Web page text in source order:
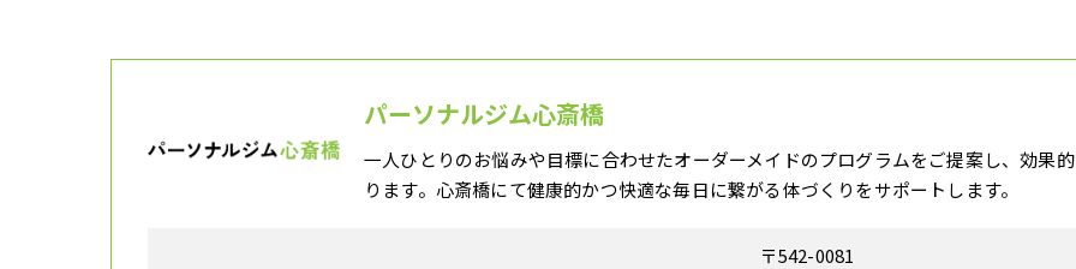
パーソナルジム心斎橋
一人ひとりのお悩みや目標に合わせたオーダーメイドのプログラムをご提案し、効果
ります。心斎橋にて健康的かつ快適な毎日に繋がる体づくりをサポートします。
〒542-0081